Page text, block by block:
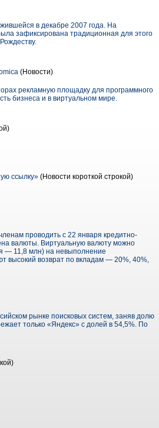
в декабре 2007 года. На
зафиксирована традиционная для этого
(Новости)
рекламную площадку для программного
бизнеса и в виртуальном мире.
ссылку» (Новости короткой строкой)
проводить с 22 января кредитно-
валюты. Виртуальную валюту можно
— 11,8 млн) на невыполнение
высокий возврат по вкладам — 20%, 40%,
рынке поисковых систем, заняв долю
только «Яндекс» с долей в 54,5%. По